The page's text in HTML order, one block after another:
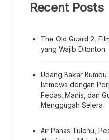
Recent Posts
The Old Guard 2,
yang Wajib Ditonton
Udang Bakar Bumbu
Istimewa dengan
Pedas, Manis, dan
Menggugah Selera
Air Panas Tulehu,